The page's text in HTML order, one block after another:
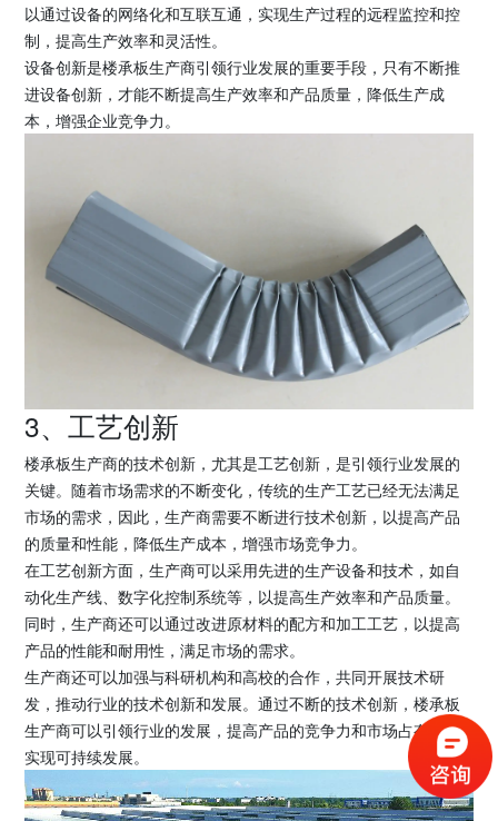
以通过设备的网络化和互联互通，实现生产过程的远程监控和控
制，提高生产效率和灵活性。
设备创新是楼承板生产商引领行业发展的重要手段，只有不断推
进设备创新，才能不断提高生产效率和产品质量，降低生产成
本，增强企业竞争力。
3、工艺创新
楼承板生产商的技术创新，尤其是工艺创新，是引领行业发展的
关键。随着市场需求的不断变化，传统的生产工艺已经无法满足
市场的需求，因此，生产商需要不断进行技术创新，以提高产品
的质量和性能，降低生产成本，增强市场竞争力。
在工艺创新方面，生产商可以采用先进的生产设备和技术，如自
动化生产线、数字化控制系统等，以提高生产效率和产品质量。
同时，生产商还可以通过改进原材料的配方和加工工艺，以提高
产品的性能和耐用性，满足市场的需求。
生产商还可以加强与科研机构和高校的合作，共同开展技术研
发，推动行业的技术创新和发展。通过不断的技术创新，楼承板
生产商可以引领行业的发展，提高产品的竞争力和市场占有率，
实现可持续发展。